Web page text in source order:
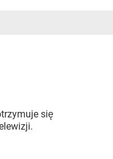
się